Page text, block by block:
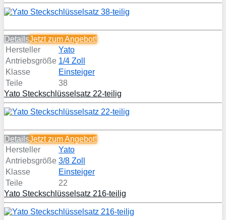
DetailsJetzt zumAngebot!
Hersteller
Yato
Antriebsgröße 1/4 Zoll
Klasse
Einsteiger
Teile
38
Yato Steckschlüsselsatz 22-teilig
DetailsJetzt zumAngebot!
Hersteller
Yato
Antriebsgröße 3/8 Zoll
Klasse
Einsteiger
Teile
22
Yato Steckschlüsselsatz 216-teilig